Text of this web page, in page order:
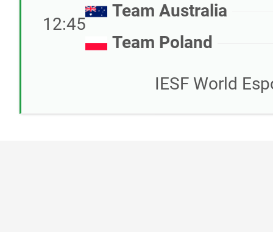
12:45
Team Australia
Team Poland
IESF World